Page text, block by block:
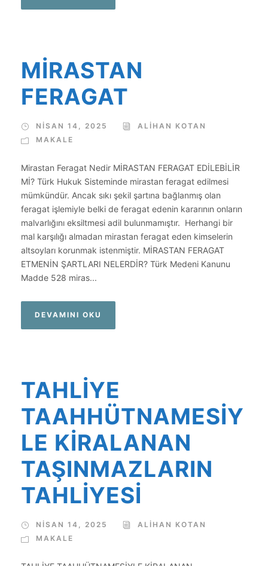
MİRASTAN
FERAGAT
NISAN 14, 2025
ALIHAN KOTAN
MAKALE
Mirastan Feragat Nedir MİRASTAN FERAGAT EDİLEBİLİR
Mİ? Türk Hukuk Sisteminde mirastan feragat edilmesi
mümkündür. Ancak sıkı şekil şartına bağlanmış olan
feragat işlemiyle belki de feragat edenin kararının onların
malvarlığını eksiltmesi adil bulunmamıştır. Herhangi bir
mal karşılığı almadan mirastan feragat eden kimselerin
altsoyları korunmak istenmiştir. MİRASTAN FERAGAT
ETMENİN ŞARTLARI NELERDİR? Türk Medeni Kanunu
Madde 528 miras...
DEVAMINI OKU
TAHLİYE
TAAHHÜTNAMESİY
LE KİRALANAN
TAŞINMAZLARIN
TAHLİYESİ
NISAN 14, 2025
ALIHAN KOTAN
MAKALE